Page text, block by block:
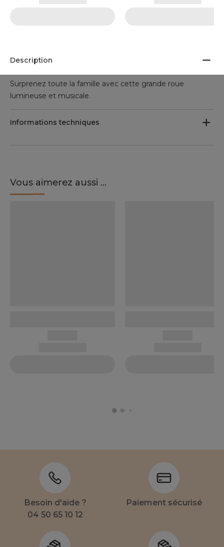
Description
Surprenez toute la famille avec cette grande roue
lumineuse et musicale.
Informations techniques
Vous aimerez aussi ...
Besoin d'aide ?
04 50 65 10 12
Paiement sécurisé